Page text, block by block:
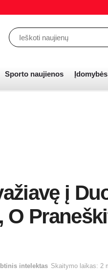
Sporto naujienos Įdomybės
į
O
intelektas Skaitymo laikas: 2